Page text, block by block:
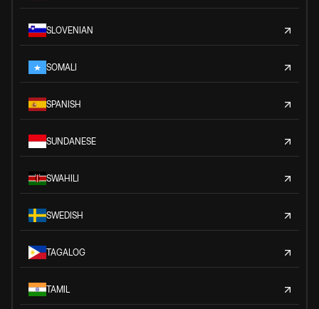
SLOVENIAN
SOMALI
SPANISH
SUNDANESE
SWAHILI
SWEDISH
TAGALOG
TAMIL